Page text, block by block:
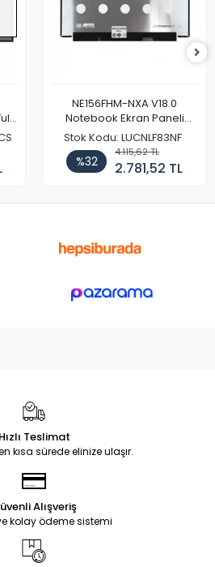
NE156FHM-NXA V18.0
Notebook Ekran Paneli
144Hz
Stok Kodu: LUCNLF83NF
%32
4.115,62 TL
2.781,52 TL
Hızlı Teslimat
kısa sürede elinize ulaşır.
Alışveriş
kolay ödeme sistemi